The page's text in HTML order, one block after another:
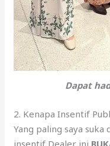
Dapat
2. Kenapa Insentif
Yang paling saya
insentif Dealer ini